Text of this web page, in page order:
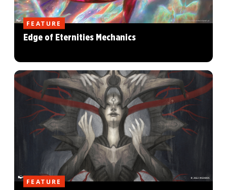
FEATURE
Edge of Eternities Mechanics
FEATURE